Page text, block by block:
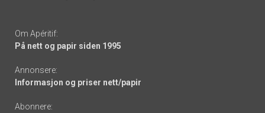
Om Apéritif:
På nett og papir siden 1995
Annonsere:
Informasjon og priser nett/papir
Abonnere: